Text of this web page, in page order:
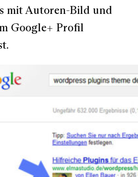
mit Autoren-Bild und
Google+ Profil